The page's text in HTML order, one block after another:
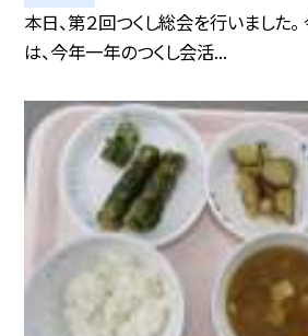
本日、第２回つくし総会を行いました
は、今年一年のつくし会活...